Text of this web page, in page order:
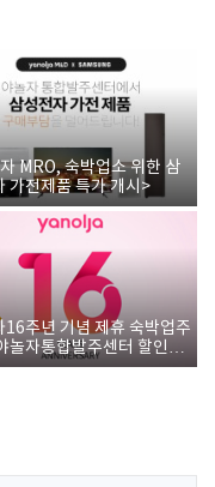
MRO, 숙박업소 위한 삼
가전제품 특가 개시>
16주년 기념 제휴 숙박업주
놀자통합발주센터 할인쿠